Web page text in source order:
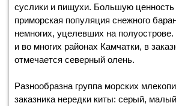
суслики и пищухи. Большую ценность
приморская популяция снежного
немногих, уцелевших на
и во многих районах Камчатки, в
отмечается северный олень.
Разнообразна группа морских
заказника нередки киты: серый,